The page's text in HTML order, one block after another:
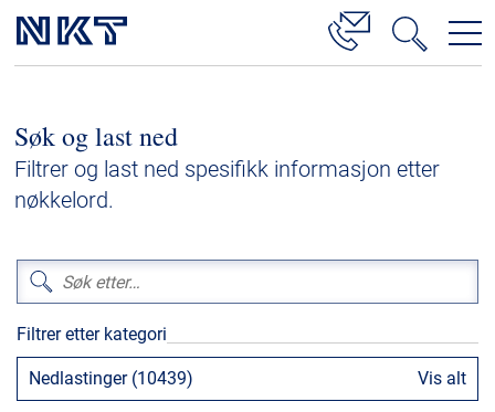
Høyspenningskabelløsninger
Kabelservice
Lavspenning
Høyspenningskabeltilbehør
Mellomspenningskabeltilbehør
Referanser
Søk og last ned
Filtrer og last ned spesifikk informasjon etter
nøkkelord.
Filtrer etter kategori
Nedlastinger (10439) Vis alt